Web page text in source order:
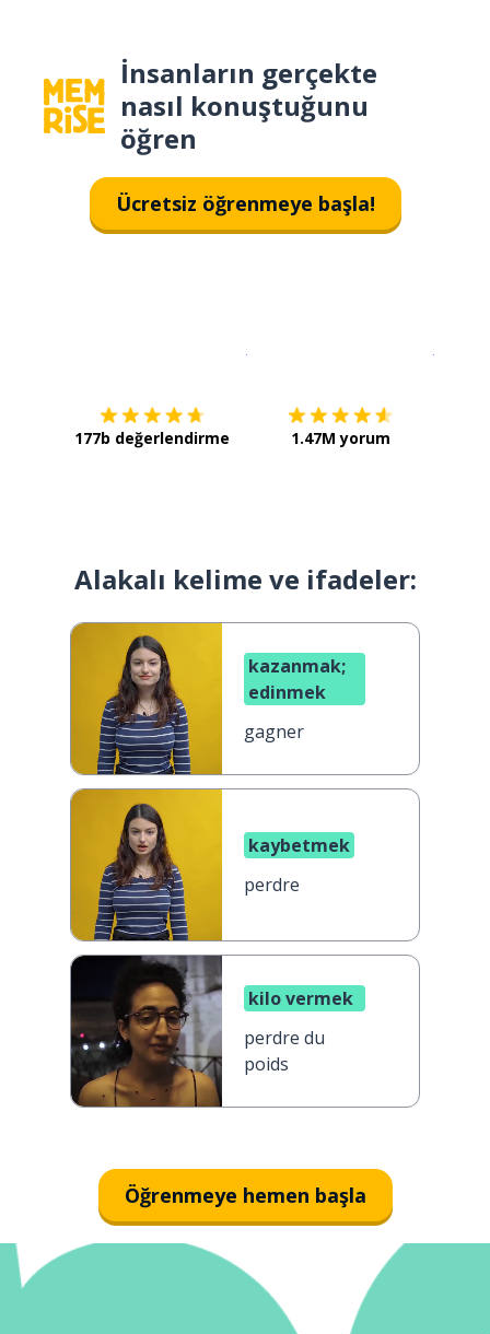
İnsanların gerçekte
nasıl konuştuğunu
öğren
Ücretsiz öğrenmeye başla!
177b değerlendirme 1.47M yorum
Alakalı kelime ve ifadeler:
kazanmak;
edinmek
gagner
kaybetmek
perdre
kilo vermek
perdre du
poids
Öğrenmeye hemen başla